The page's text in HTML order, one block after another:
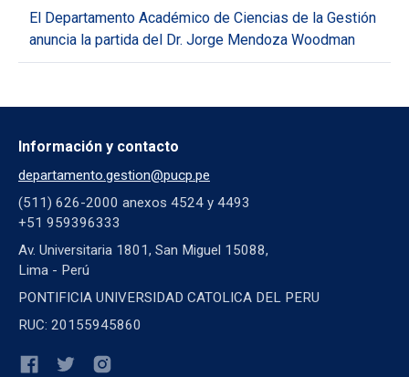
El Departamento Académico de Ciencias de la Gestión
anuncia la partida del Dr. Jorge Mendoza Woodman
Información y contacto
departamento.gestion@pucp.pe
(511) 626-2000 anexos 4524 y 4493
+51 959396333
Av. Universitaria 1801, San Miguel 15088,
Lima - Perú
PONTIFICIA UNIVERSIDAD CATOLICA DEL PERU
RUC: 20155945860